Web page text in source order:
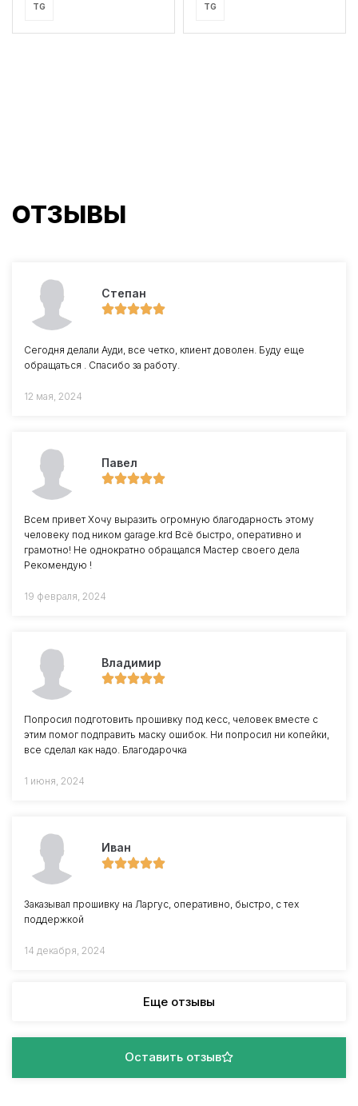
TG TG
ОТЗЫВЫ
Степан
Сегодня делали Ауди, все четко, клиент доволен. Буду еще
обращаться . Спасибо за работу.
12 мая, 2024
Павел
Всем привет Хочу выразить огромную благодарность этому
человеку под ником garage.krd Всё быстро, оперативно и
грамотно! Не однократно обращался Мастер своего дела
Рекомендую !
19 февраля, 2024
Владимир
Попросил подготовить прошивку под кесс, человек вместе с
этим помог подправить маску ошибок. Ни попросил ни копейки,
все сделал как надо. Благодарочка
1 июня, 2024
Иван
Заказывал прошивку на Ларгус, оперативно, быстро, с тех
поддержкой
14 декабря, 2024
Еще отзывы
Оставить отзыв